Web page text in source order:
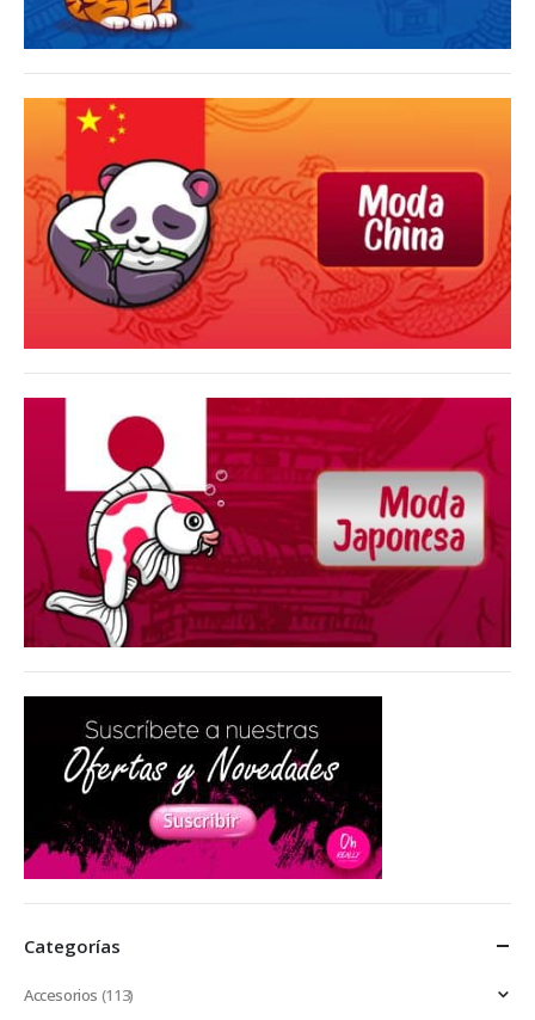
Categorías
Accesorios (113)